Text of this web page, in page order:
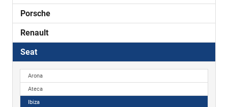
Porsche
Renault
Seat
Arona
Ateca
Ibiza